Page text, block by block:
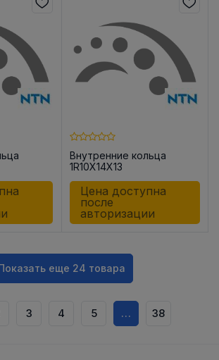
Внутренние кольца
1R10X14X13
Цена доступна
после
авторизации
еще 24 товара
3 4 5 … 38